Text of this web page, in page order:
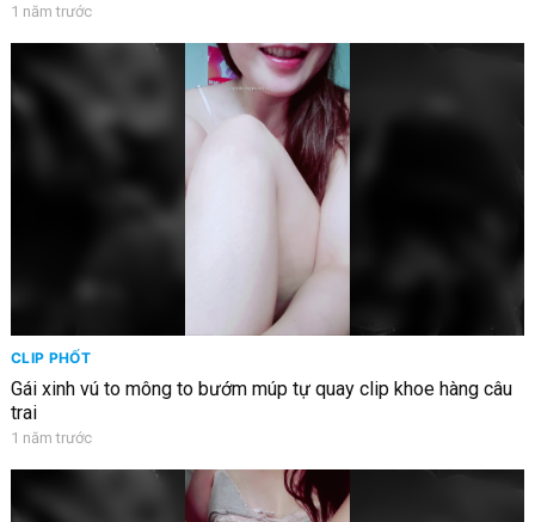
1 năm trước
CLIP PHỐT
Gái xinh vú to mông to bướm múp tự quay clip khoe hàng câu
trai
1 năm trước